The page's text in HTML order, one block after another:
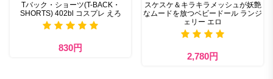
Tバック・ショーツ(T-BACK・
SHORTS) 402bl コスプレ えろ
830円
スケスケ＆キラキラメッシュが妖艶
なムードを放つベビードール ランジ
ェリー エロ
2,780円